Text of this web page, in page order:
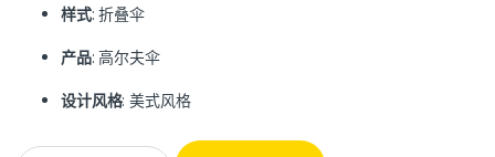
样式: 折叠伞
产品: 高尔夫伞
设计风格: 美式风格